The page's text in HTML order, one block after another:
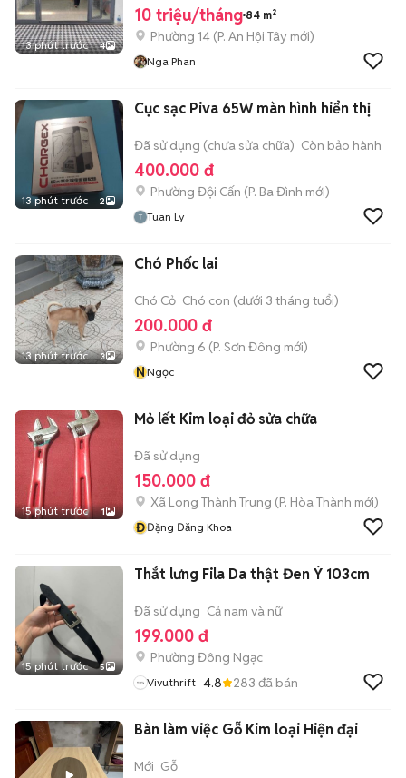
13 phút trước 4
10 triệu/tháng 84 m²
Phường 14 (P. An Hội Tây mới)
Nga Phan
13 phút trước 2
Cục sạc Piva 65W màn hình hiển thị
Đã sử dụng (chưa sửa chữa) Còn bảo hành
400.000 đ
Phường Đội Cấn (P. Ba Đình mới)
Tuan Ly
13 phút trước 3
Chó Phốc lai
Chó Cỏ Chó con (dưới 3 tháng tuổi)
200.000 đ
Phường 6 (P. Sơn Đông mới)
NNgọc
15 phút trước 1
Mỏ lết Kim loại đỏ sửa chữa
Đã sử dụng
150.000 đ
Xã Long Thành Trung (P. Hòa Thành mới)
ĐĐặng Đăng Khoa
15 phút trước 5
Thắt lưng Fila Da thật Đen Ý 103cm
Đã sử dụng Cả nam và nữ
199.000 đ
Phường Đông Ngạc
Vivuthrift 4.8 283 đã bán
Bàn làm việc Gỗ Kim loại Hiện đại
Mới Gỗ